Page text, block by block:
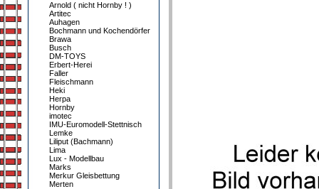
Arnold ( nicht Hornby ! )
Artitec
Auhagen
Bochmann und Kochendörfer
Brawa
Busch
DM-TOYS
Erbert-Herei
Faller
Fleischmann
Heki
Herpa
Hornby
imotec
IMU-Euromodell-Stettnisch
Lemke
Liliput (Bachmann)
Lima
Lux - Modellbau
Marks
Merkur Gleisbettung
Merten